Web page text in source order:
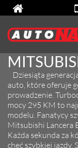
Dziesiąta
auto, które oferuje
prowadzenie.
mocy 295 KM to
modelu. Fanatycy
Mitsubishi Lancera
Każda sekunda za
chęć szybkiej jazdy.